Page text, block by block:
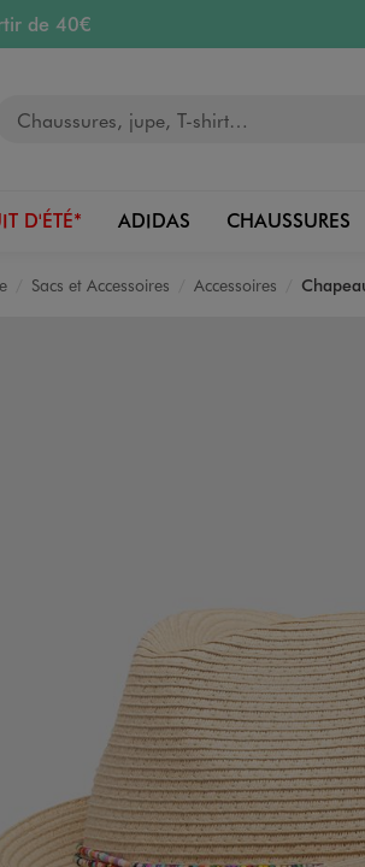
de 40€
4h en magasin
jours
D'ÉTÉ* ADIDAS CHAUSSURES
Sacs et Accessoires Accessoires